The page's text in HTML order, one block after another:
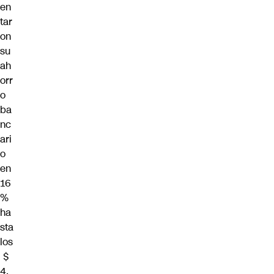
en
tar
on
su
ah
orr
o
ba
nc
ari
o
en
16
%
ha
sta
los
$
4.